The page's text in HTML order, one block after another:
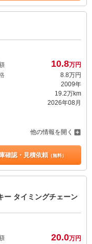
10.8万円
8.8万円
2009年
19.2万km
2026年08月
他の情報を開く
確認・見積依頼（無料）
ー タイミングチェーン
20.0万円